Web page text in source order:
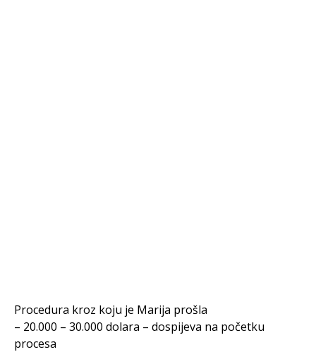
Procedura kroz koju je Marija prošla
– 20.000 – 30.000 dolara – dospijeva na početku
procesa